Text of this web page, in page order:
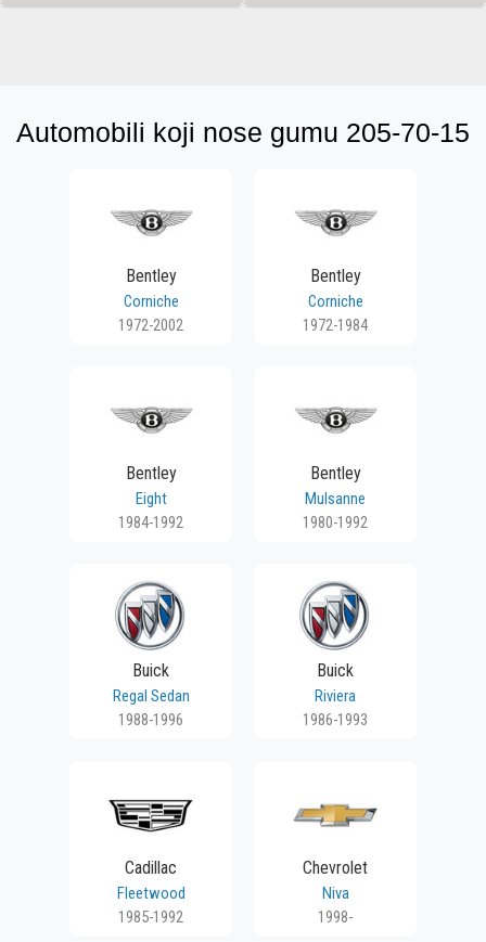
Automobili koji nose gumu 205-70-15
Bentley
Corniche
1972-2002
Bentley
Corniche
1972-1984
Bentley
Eight
1984-1992
Bentley
Mulsanne
1980-1992
Buick
Regal Sedan
1988-1996
Buick
Riviera
1986-1993
Cadillac
Fleetwood
1985-1992
Chevrolet
Niva
1998-